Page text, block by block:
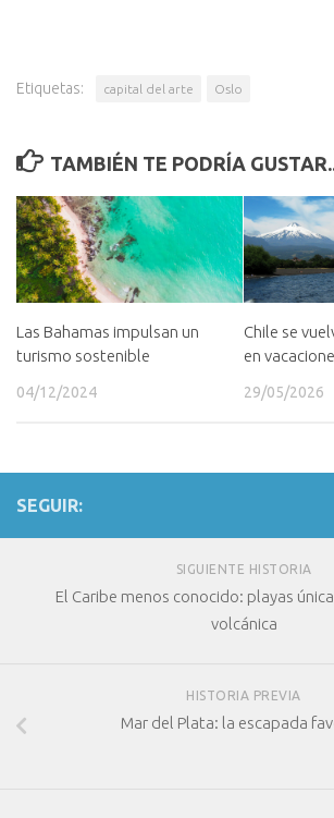
Etiquetas: capital del arte Oslo
TAMBIÉN TE PODRÍA
Las Bahamas impulsan un
turismo sostenible
04/12/2024
Chile se
en
29/05/2026
SEGUIR:
SIGUIENTE HISTORIA
El Caribe menos conocido: playas
volcánica
HISTORIA PREVIA
Mar del Plata: la escapada